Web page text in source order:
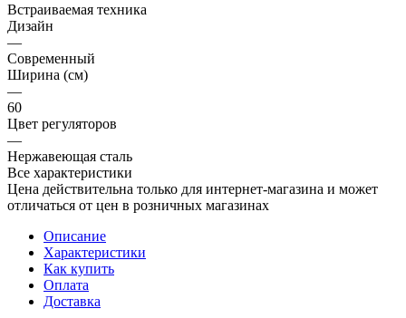
Встраиваемая техника
Дизайн
—
Современный
Ширина (см)
—
60
Цвет регуляторов
—
Нержавеющая сталь
Все характеристики
Цена действительна только для интернет-магазина и может
отличаться от цен в розничных магазинах
Описание
Характеристики
Как купить
Оплата
Доставка